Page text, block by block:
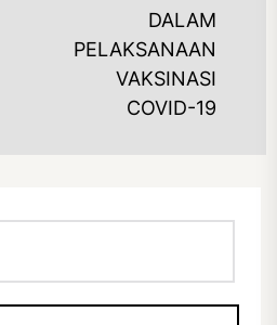
DALAM
PELAKSANAAN
VAKSINASI
COVID-19